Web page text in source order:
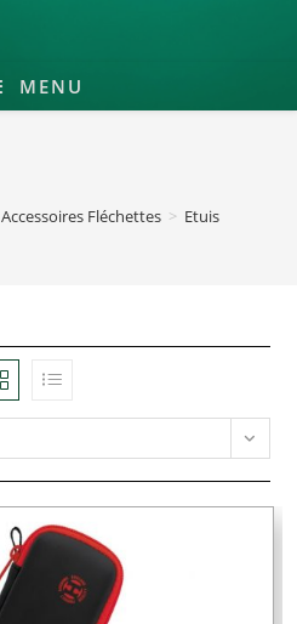
MENU
Accessoires Fléchettes > Etuis